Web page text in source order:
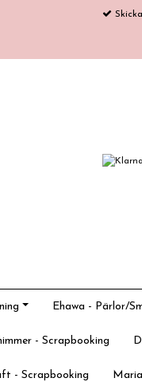
Ehawa - Pärlor/
- Scrapbooking
- Scrapbooking